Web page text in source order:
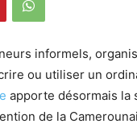
informels,
ou utiliser un
apporte désormais la
de la